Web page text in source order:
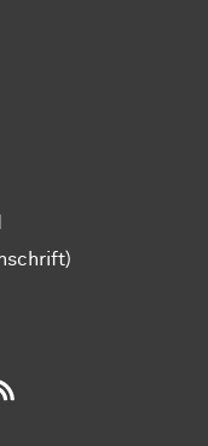
BlueSky
auf YouTube
auf LinkedIn
Dortmund auf XING